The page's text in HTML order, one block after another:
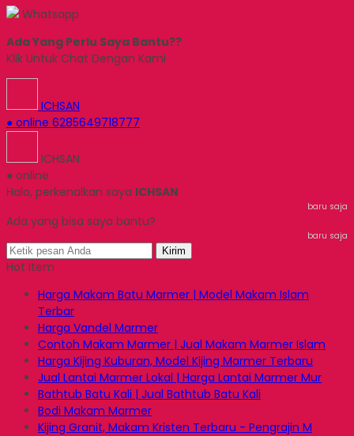
Whatsapp
Ada Yang Perlu Saya Bantu??
Klik Untuk Chat Dengan Kami
ICHSAN
● online 6285649718777
ICHSAN
● online
Halo, perkenalkan saya ICHSAN
baru saja
Ada yang bisa saya bantu?
baru saja
Kirim
Hot Item
Harga Makam Batu Marmer | Model Makam Islam
Terbar
Harga Vandel Marmer
Contoh Makam Marmer | Jual Makam Marmer Islam
Harga Kijing Kuburan, Model Kijing Marmer Terbaru
Jual Lantai Marmer Lokal | Harga Lantai Marmer Mur
Bathtub Batu Kali | Jual Bathtub Batu Kali
Bodi Makam Marmer
Kijing Granit, Makam Kristen Terbaru - Pengrajin M